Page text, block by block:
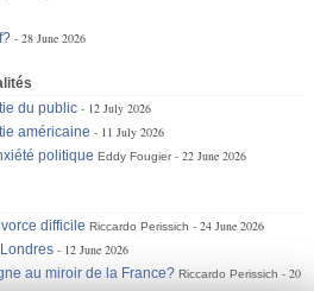
28 June 2026
du public
12 July 2026
américaine
11 July 2026
politique Eddy Fougier 22 June 2026
difficile Riccardo Perissich
24 June 2026
12 June 2026
au miroir de la France? Riccardo Perissich
20